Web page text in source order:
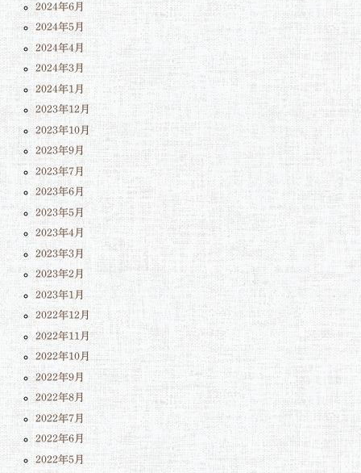
2024年6月
2024年5月
2024年4月
2024年3月
2024年1月
2023年12月
2023年10月
2023年9月
2023年7月
2023年6月
2023年5月
2023年4月
2023年3月
2023年2月
2023年1月
2022年12月
2022年11月
2022年10月
2022年9月
2022年8月
2022年7月
2022年6月
2022年5月